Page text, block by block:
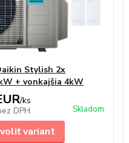
Stylish 2x
+ vonkajšia 4kW
/ks
DPH Skladom
variant